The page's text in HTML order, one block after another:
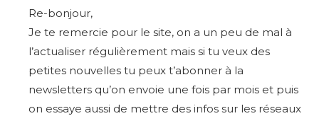
Re-bonjour,
Je te remercie pour le site, on a un peu de mal à
l’actualiser régulièrement mais si tu veux des
petites nouvelles tu peux t’abonner à la
newsletters qu’on envoie une fois par mois et puis
on essaye aussi de mettre des infos sur les réseaux